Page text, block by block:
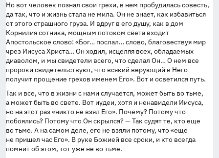
Но вот человек познал свои грехи, в нем пробудилась совесть,
да так, что и жизнь стала не мила. Он не знает, как избавиться
от этого страшного груза. И вдруг в его душу, как в дом
Корнилия сотника, мощным потоком света входит
Апостольское слово: «Бог… послал… слово, благовествуя мир
чрез Иисуса Христа… Он ходил, исцеляя всех, обладаемых
диаволом, и мы свидетели всего, что сделал Он… О нем все
пророки свидетельствуют, что всякий верующий в Него
получит прощение грехов именем Его». Вот и осветился путь.
Так и все, что в жизни с нами случается, может быть во тьме,
а может быть во свете. Вот иудеи, хотя и ненавидели Иисуса,
но на этот раз «никто не взял Его». Почему? Потому что
побоялись? Потому что Он скрылся? — Так судят те, кто еще
во тьме. А на самом деле, его не взяли потому, что «еще
не пришел час Его». В руке Божией все сроки, и кто всегда
помнит об этом, тот уже не во тьме.